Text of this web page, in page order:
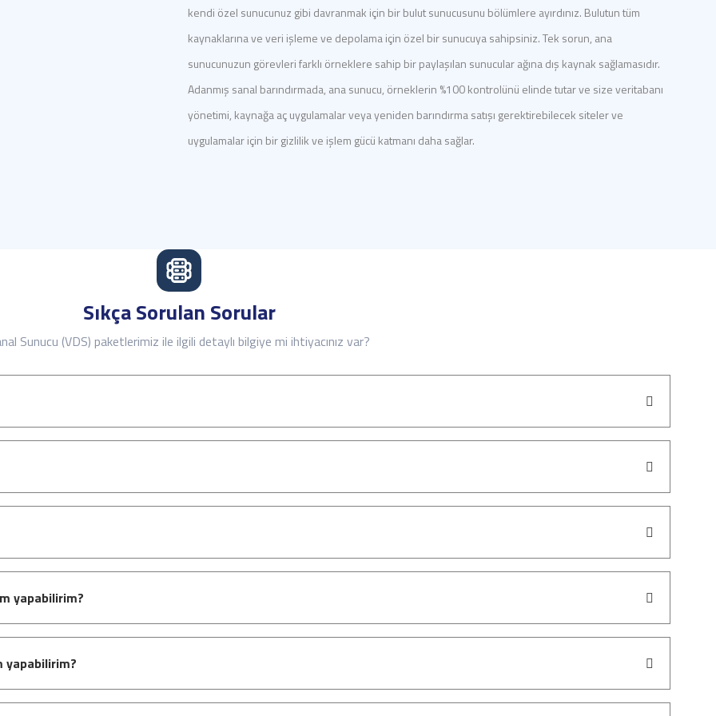
kendi özel sunucunuz gibi davranmak için bir bulut sunucusunu bölümlere ayırdınız. Bulutun tüm
kaynaklarına ve veri işleme ve depolama için özel bir sunucuya sahipsiniz. Tek sorun, ana
sunucunuzun görevleri farklı örneklere sahip bir paylaşılan sunucular ağına dış kaynak sağlamasıdır.
Adanmış sanal barındırmada, ana sunucu, örneklerin %100 kontrolünü elinde tutar ve size veritabanı
yönetimi, kaynağa aç uygulamalar veya yeniden barındırma satışı gerektirebilecek siteler ve
uygulamalar için bir gizlilik ve işlem gücü katmanı daha sağlar.
Sıkça Sorulan Sorular
Sunucu (VDS) paketlerimiz ile ilgili detaylı bilgiye mi ihtiyacınız var?
yapabilirim?
yapabilirim?